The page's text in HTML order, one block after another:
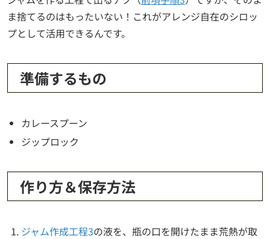
ま捨てるのはもったいない！これがアレンジ自在のシロッ
プとして活用できるんです。
準備するもの
カレースプーン
ジップロック
作り方＆保存方法
ジャム作成工程3の液を、瓶の口を開けたまま荒熱が取